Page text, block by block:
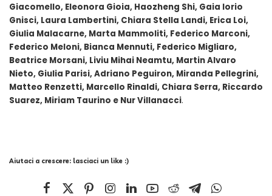
Giacomello, Eleonora Gioia, Haozheng Shi, Gaia Iorio
Gnisci, Laura Lambertini, Chiara Stella Landi, Erica Loi,
Giulia Malacarne, Marta Mammoliti, Federico Marconi,
Federico Meloni, Bianca Mennuti, Federico Migliaro,
Beatrice Morsani, Liviu Mihai Neamtu, Martin Alvaro
Nieto, Giulia Parisi, Adriano Peguiron, Miranda Pellegrini,
Matteo Renzetti, Marcello Rinaldi, Chiara Serra, Riccardo
Suarez, Miriam Taurino e Nur Villanacci.
Aiutaci a crescere: lasciaci un like :)